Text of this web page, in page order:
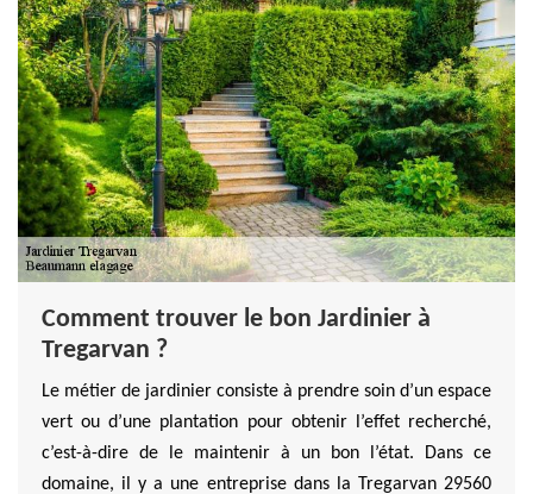
Comment trouver le bon Jardinier à
Tregarvan ?
Le métier de jardinier consiste à prendre soin d’un espace
vert ou d’une plantation pour obtenir l’effet recherché,
c’est-à-dire de le maintenir à un bon l’état. Dans ce
domaine, il y a une entreprise dans la Tregarvan 29560